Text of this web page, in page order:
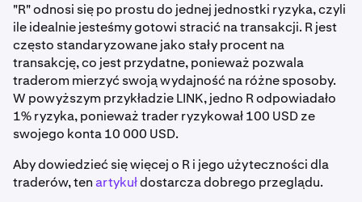
"R" odnosi się po prostu do jednej jednostki ryzyka, czyli
ile idealnie jesteśmy gotowi stracić na transakcji. R jest
często standaryzowane jako stały procent na
transakcję, co jest przydatne, ponieważ pozwala
traderom mierzyć swoją wydajność na różne sposoby.
W powyższym przykładzie LINK, jedno R odpowiadało
1% ryzyka, ponieważ trader ryzykował 100 USD ze
swojego konta 10 000 USD.
Aby dowiedzieć się więcej o R i jego użyteczności dla
traderów, tenartykułdostarcza dobrego przeglądu.